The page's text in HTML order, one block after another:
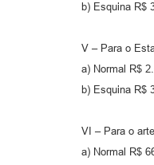
b) Esquina R$
V – Para o
a) Normal R$
b) Esquina R$
VI – Para o
a) Normal R$